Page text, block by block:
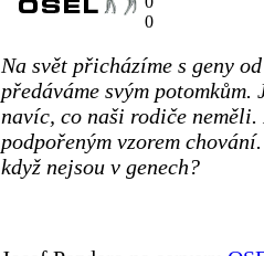
0
Na svět přicházíme s geny
předáváme svým potomkům.
navíc, co naši rodiče
podpořeným vzorem
když nejsou v genech?